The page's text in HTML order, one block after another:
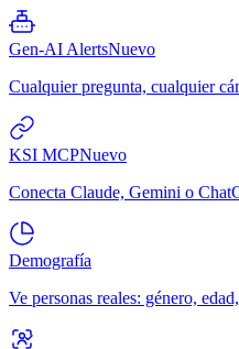
Gen-AI AlertsNuevo
Cualquier pregunta, cualquier
KSI MCPNuevo
Conecta Claude, Gemini o
Demografía
Ve personas reales: género,